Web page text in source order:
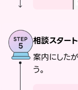
相談スタート
案内にした
う。